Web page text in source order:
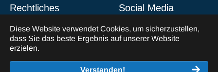
Diese Website verwendet Cookies, um sicherzustellen,
dass Sie das beste Ergebnis auf unserer Website
erzielen.
Verstanden!
Rechtliches
Impressum
Datenschutz
Abmeldung vom
Social Media
LinkedIn